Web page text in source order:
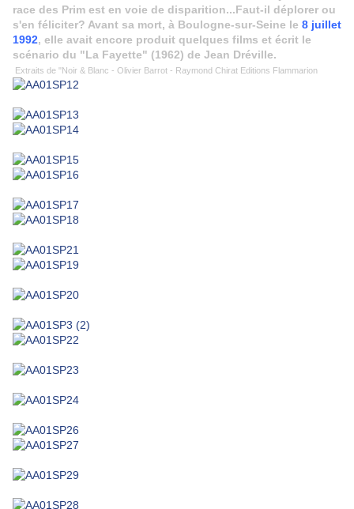
race des Prim est en voie de disparition...Faut-il déplorer ou
s'en féliciter? Avant sa mort, à Boulogne-sur-Seine le 8 juillet
1992, elle avait encore produit quelques films et écrit le
scénario du "La Fayette" (1962) de Jean Dréville.
Extraits de "Noir & Blanc - Olivier Barrot - Raymond Chirat Editions Flammarion